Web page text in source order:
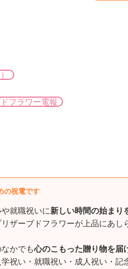
フラワー電報
の祝電です
就職祝いに新しい時間の始まり
ザーブドフラワーが上品にあし
かでも心のこもった贈り物を届
祝い・就職祝い・成人祝い・記